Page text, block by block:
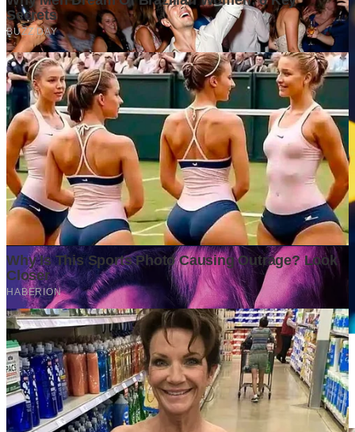
Kota-Kota yang Diprediksi Akan Berkembang dalam 10 Tahun
ke Depan, Siapa yang Paling Siap Menjadi Mesin Ekonomi
Baru?
5 days ago